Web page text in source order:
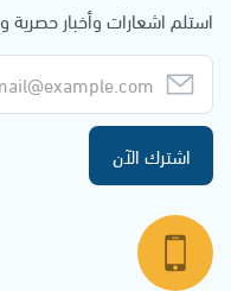
استلم اشعارات وأخبار
اشترك الآن